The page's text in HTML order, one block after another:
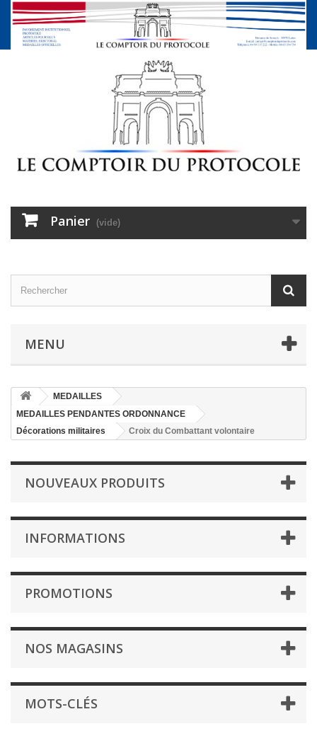
Panier (vide)
MENU
MEDAILLES
MEDAILLES PENDANTES ORDONNANCE
Décorations militaires
Croix du Combattant volontaire
NOUVEAUX PRODUITS
INFORMATIONS
PROMOTIONS
NOS MAGASINS
MOTS-CLÉS